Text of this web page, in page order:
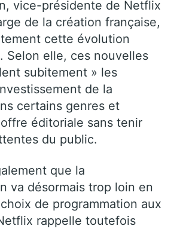
vice-présidente de Netflix
de la création française,
cette évolution
Selon elle, ces nouvelles
subitement » les
de la
certains genres et
éditoriale sans tenir
du public.
que la
va désormais trop loin en
de programmation aux
rappelle toutefois